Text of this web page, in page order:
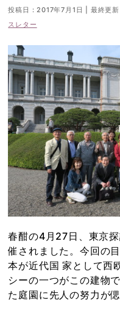
投稿日 : 2017年7月1日 最終更
スレター
春酣の4月27日、東京
催されました。今回の
本が近代国 家として西
シーの一つがこの建物
た庭園に先人の努力が偲